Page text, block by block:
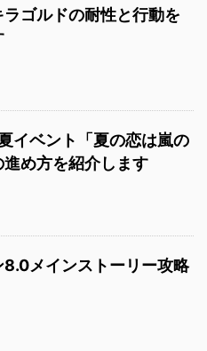
ゴルドの耐性と行動を
イベント「夏の恋は嵐の
進め方を紹介します
8.0メインストーリー攻略